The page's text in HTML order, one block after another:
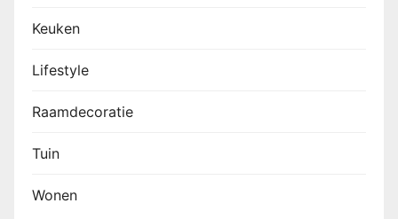
Keuken
Lifestyle
Raamdecoratie
Tuin
Wonen